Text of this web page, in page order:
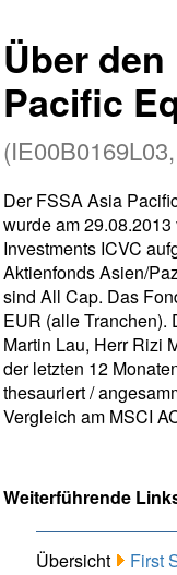
Über
Pacific
Der FSSA Asia
wurde am
Investments ICVC
Aktienfonds Asien/
sind All Cap. Das
EUR (alle Tranchen).
Martin Lau, Herr Rizi
der letzten 12
thesauriert /
Vergleich am MSCI
Weiterführende
Übersicht First